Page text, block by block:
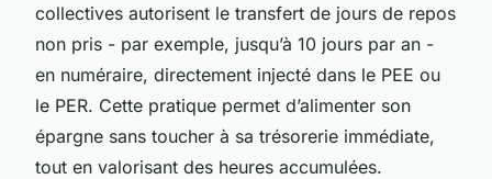
collectives autorisent le transfert de jours de repos
non pris - par exemple, jusqu’à 10 jours par an -
en numéraire, directement injecté dans le PEE ou
le PER. Cette pratique permet d’alimenter son
épargne sans toucher à sa trésorerie immédiate,
tout en valorisant des heures accumulées.